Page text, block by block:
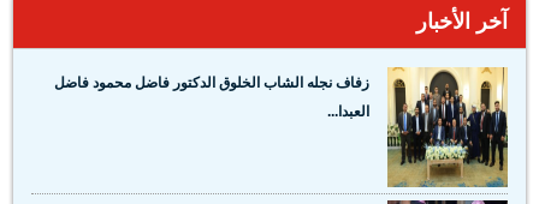
آخر الأخبار
زفاف نجله الشاب الخلوق الدكتور فاضل محمود فاضل
العبدا...